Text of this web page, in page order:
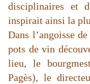
disciplinaires et
inspirait ainsi la
Dans l’angoisse
pots de vin
lieu, le
Pagès), le